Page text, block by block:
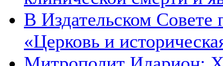
В Издательском Совете
«Церковь и